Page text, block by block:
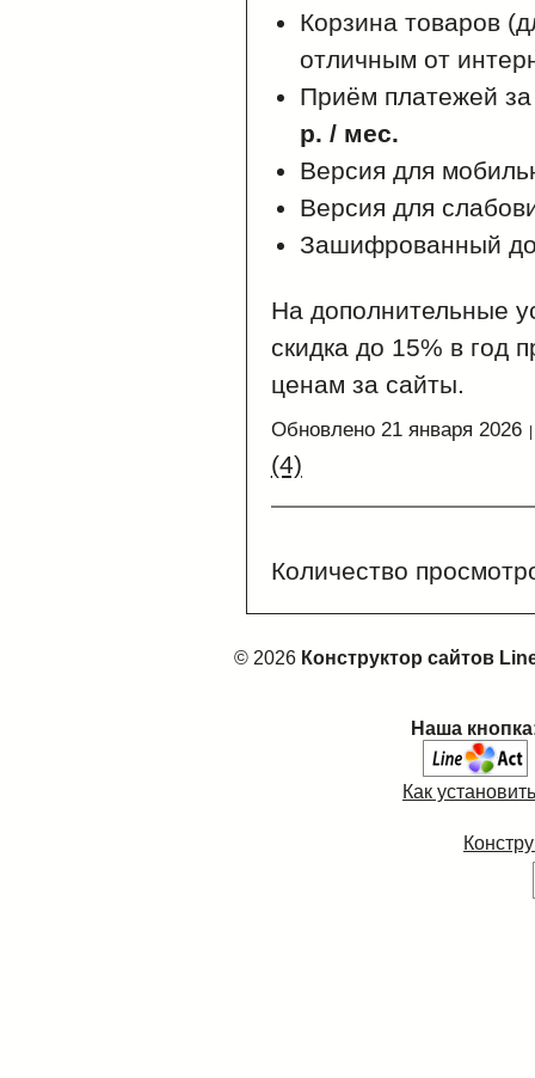
Корзина товаров
отличным от
Приём платежей
р. / мес.
Версия для
Версия для
Зашифрованный
На дополнительные
скидка до 15% в год
ценам за сайты.
Обновлено 21 января 2026
(4)
Количество
© 2026 Конструктор сайтов
Наша
Как